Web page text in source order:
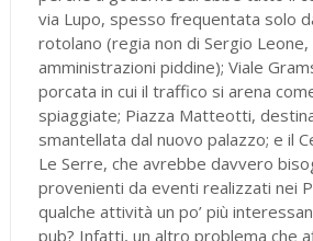
via Lupo, spesso frequentata solo
rotolano (regia non di Sergio
amministrazioni piddine); Viale
porcata in cui il traffico si arena
spiaggiate; Piazza Matteotti,
smantellata dal nuovo palazzo; e il
Le Serre, che avrebbe davvero
provenienti da eventi realizzati nei
qualche attività un po’ più
pub? Infatti, un altro problema che